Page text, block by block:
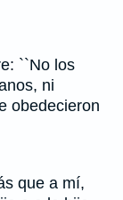
``No los
ni
obedecieron
que a mí,